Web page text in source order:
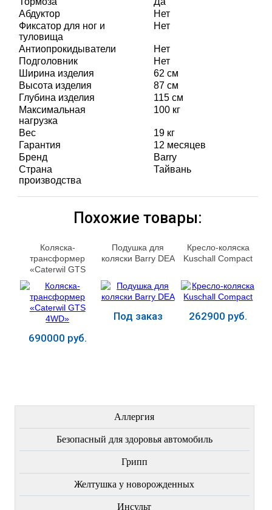
Абдуктор
Нет
Фиксатор для ног и
туловища
Нет
Антиопрокидыватели
Нет
Подголовник
Нет
Ширина изделия
62 см
Высота изделия
87 см
Глубина изделия
115 см
Максимальная
нагрузка
100 кг
Вес
19 кг
Гарантия
12 месяцев
Бренд
Barry
Страна
производства
Тайвань
Похожие товары:
Коляска-
трансформер
«Caterwil GTS
690000 руб.
Подушка для
коляски Barry DEA
Под заказ
Кресло-коляска
Kuschall Compact
262900 руб.
Аллергия
Безопасный для здоровья автомобиль
Грипп
Желтушка у новорожденных
Инсульт